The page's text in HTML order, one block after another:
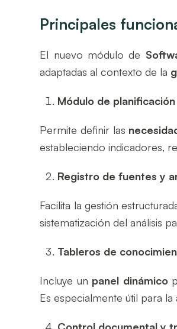
Principales
El nuevo módulo de
adaptadas al contexto de la
Módulo de
Permite definir las
estableciendo indicadores,
Registro de fuentes y
Facilita la gestión
sistematización del análisis
Tableros de
Incluye un panel dinámico
Es especialmente útil para